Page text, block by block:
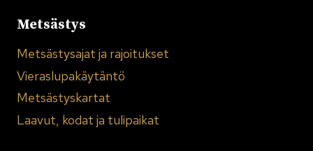
Metsästys
Metsästysajat ja rajoitukset
Vieraslupakäytäntö
Metsästyskartat
Laavut, kodat ja tulipaikat